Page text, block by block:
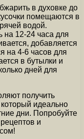
в духовке до
помещаются в
водой.
на 12-24 часа для
добавляется
на 4-6 часов для
в бутылки и
дней для
получить
идеально
дни. Попробуйте
и